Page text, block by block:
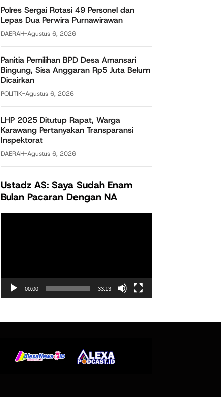
Polres Sergai Rotasi 49 Personel dan
Lepas Dua Perwira Purnawirawan
DAERAH-Agustus 6, 2026
Panitia Pemilihan BPD Desa Amansari
Bingung, Sisa Anggaran Rp5 Juta Belum
Dicairkan
POLITIK-Agustus 6, 2026
LHP 2025 Ditutup Rapat, Warga
Karawang Pertanyakan Transparansi
Inspektorat
DAERAH-Agustus 6, 2026
Ustadz AS: Saya Sudah Enam
Bulan Pacaran Dengan NA
00:00 33:13